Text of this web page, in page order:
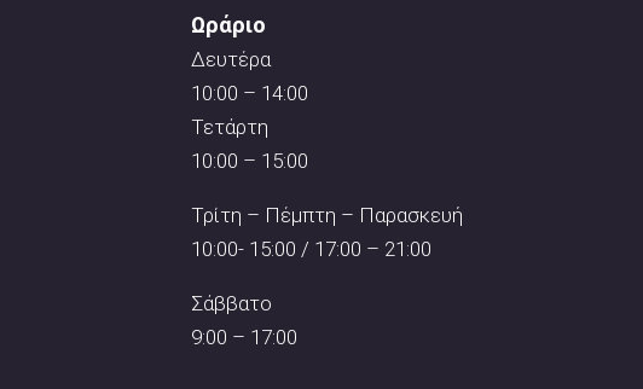
Ωράριο
Δευτέρα
10:00 – 14:00
Τετάρτη
10:00 – 15:00
Τρίτη – Πέμπτη – Παρασκευή
10:00- 15:00 / 17:00 – 21:00
Σάββατο
9:00 – 17:00